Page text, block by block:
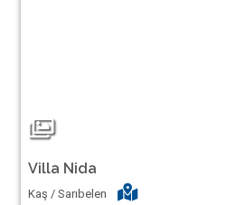
Villa Nida
Kaş / Sarıbelen